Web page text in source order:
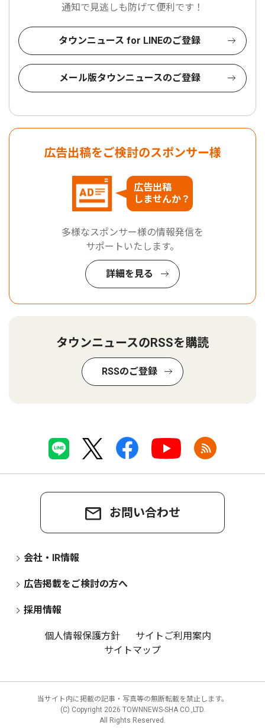
通知で見逃しも防げて便利です！
タウンニュース for LINEのご登録
メール版タウンニュースのご登録
広告出稿をご検討のスポンサー様
広告出稿
しませんか？
多様なスポンサー様の情報発信を
サポートいたします。
詳細を見る
タウンニュースのRSSを購読
RSSのご登録
お問い合わせ
会社・IR情報
広告掲載をご検討の方へ
採用情報
個人情報保護方針
サイトご利用案内
サイトマップ
当サイト内に掲載の記事・写真等の無断転載を禁止します。
(C) Copyright 2026 TOWNNEWS-SHA CO.,LTD.
All Rights Reserved.